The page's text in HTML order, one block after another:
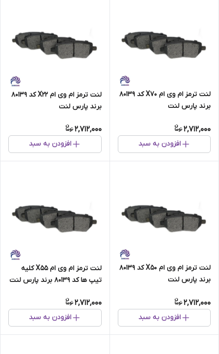
لنت ترمز ام وی ام X70 کد 80139
برند پارس لنت
2,712,000
افزودن به سبد
لنت ترمز ام وی ام X22 کد 80139
برند پارس لنت
2,712,000
افزودن به سبد
لنت ترمز ام وی ام X50 کد 80139
برند پارس لنت
2,712,000
افزودن به سبد
لنت ترمز ام وی ام X55 کلیه
تیپ ها کد 80139 برند پارس لنت
2,712,000
افزودن به سبد